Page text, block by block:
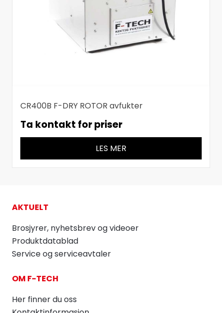
CR400B F-DRY ROTOR avfukter
Ta kontakt for priser
LES MER
AKTUELT
Brosjyrer, nyhetsbrev og videoer
Produktdatablad
Service og serviceavtaler
OM F-TECH
Her finner du oss